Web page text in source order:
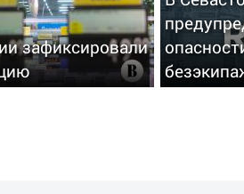
зафиксировали